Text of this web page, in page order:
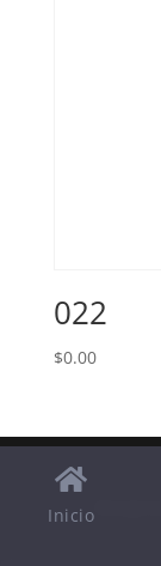
022
$0.00
Inicio